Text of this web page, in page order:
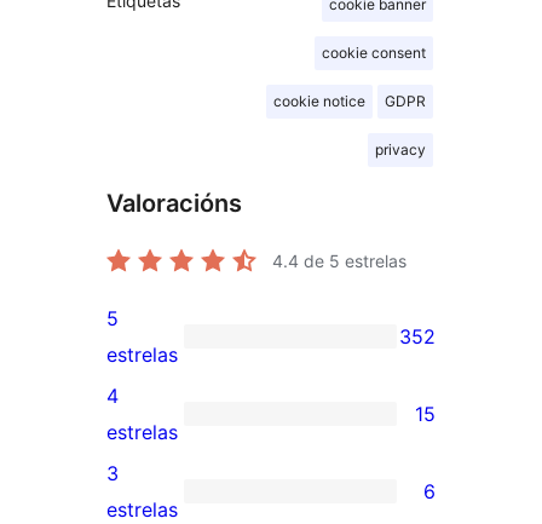
cookie banner
cookie consent
cookie notice GDPR
privacy
Valoracións
4.4 de 5 estrelas
352
valoracións
de
5
estrelas
5
estrelas
352
15
valoracións
de
4
estrelas
15
6
3
estrelas
6